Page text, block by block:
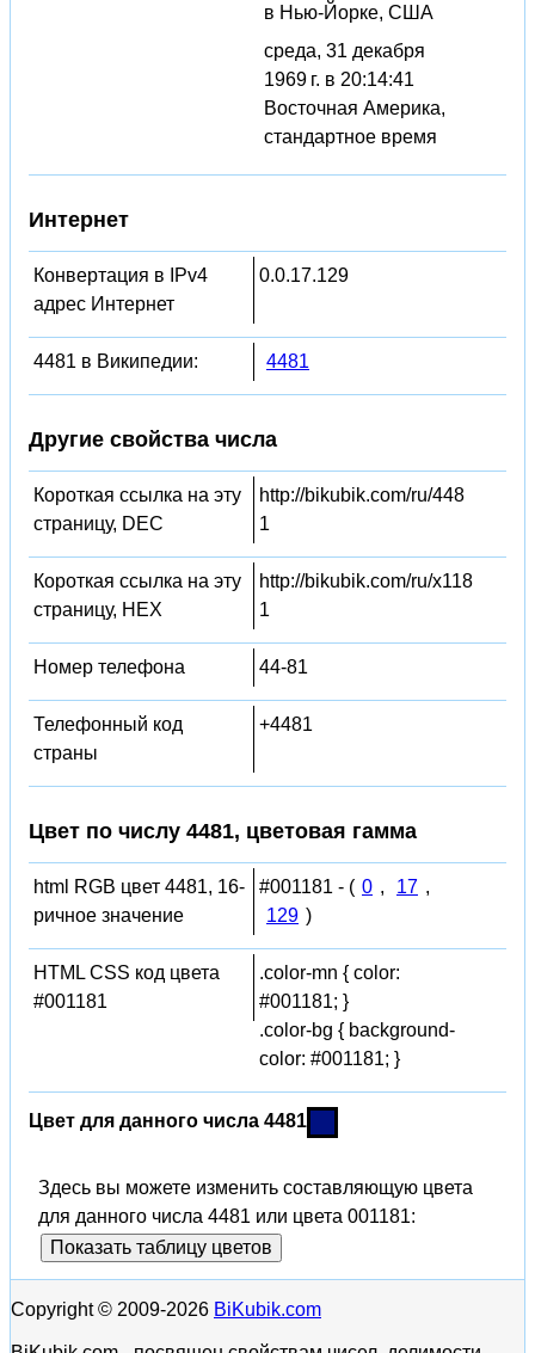
в Нью-Йорке, США
среда, 31 декабря
1969 г. в 20:14:41
Восточная Америка,
стандартное время
Интернет
Конвертация в IPv4
адрес Интернет
0.0.17.129
4481 в Википедии: 4481
Другие свойства числа
Короткая ссылка на эту
страницу, DEC
http://bikubik.com/ru/448
1
Короткая ссылка на эту
страницу, HEX
http://bikubik.com/ru/x118
1
Номер телефона 44-81
Телефонный код
страны
+4481
Цвет по числу 4481, цветовая гамма
html RGB цвет 4481, 16-
ричное значение
#001181 - ( 0 , 17 ,
129 )
HTML CSS код цвета
#001181
.color-mn { color:
#001181; }
.color-bg { background-
color: #001181; }
Цвет для данного числа 4481
Здесь вы можете изменить составляющую цвета
для данного числа 4481 или цвета 001181:
Показать таблицу цветов
Copyright © 2009-2026 BiKubik.com